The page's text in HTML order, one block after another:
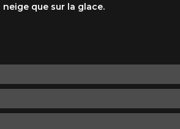
que sur la glace.
aucun résultat ne convenant
une possibilité d'équipement pour votre
commander.